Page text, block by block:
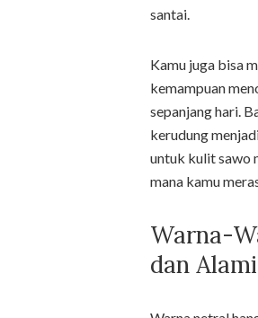
santai.
Kamu juga bisa
kemampuan
sepanjang hari.
kerudung
untuk kulit sawo
mana kamu
Warna-
dan Alami